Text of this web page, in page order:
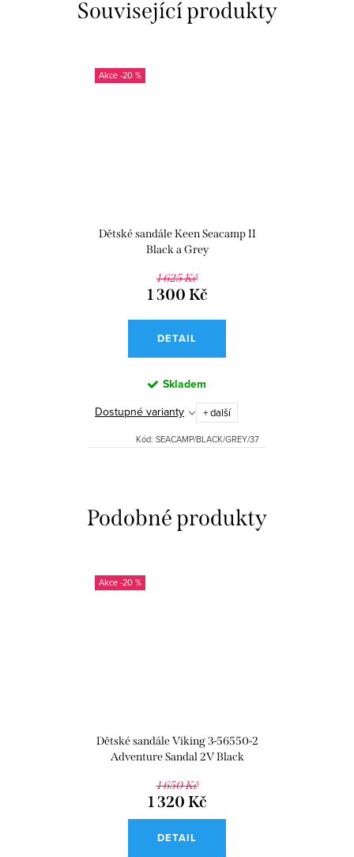
Související produkty
-20 %
Dětské sandále Keen Seacamp II
Black a Grey
1 625 Kč
1 300 Kč
DETAIL
Skladem
Dostupné varianty
+ další
Kód: SEACAMP/BLACK/GREY/37
-20 %
Dětské sandále Viking 3-56550-2
Adventure Sandal 2V Black
1 650 Kč
1 320 Kč
DETAIL